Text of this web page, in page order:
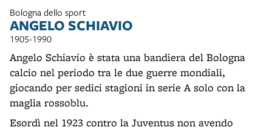
Bologna dello sport
ANGELO SCHIAVIO
1905-1990
Angelo Schiavio è stata una bandiera del Bologna
calcio nel periodo tra le due guerre mondiali,
giocando per sedici stagioni in serie A solo con la
maglia rossoblu.
Esordì nel 1923 contro la Juventus non avendo